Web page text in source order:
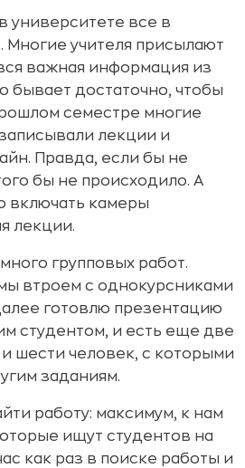
университете все в
Многие учителя присылают
важная информация из
бывает достаточно, чтобы
семестре многие
лекции и
Правда, если бы не
бы не происходило. А
включать камеры
лекции.
групповых работ.
втроем с однокурсниками
готовлю презентацию
студентом, и есть еще две
шести человек, с которыми
заданиям.
работу: максимум, к нам
ищут студентов на
как раз в поиске работы и